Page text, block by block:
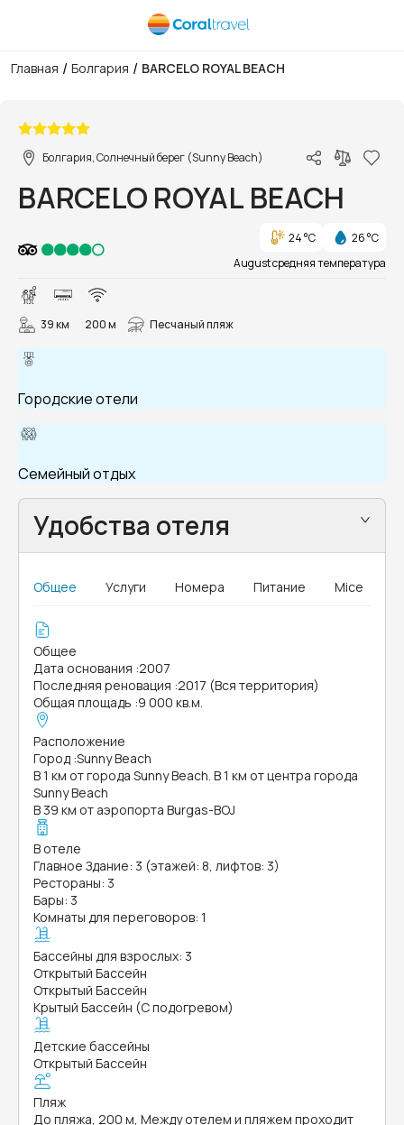
Главная / Болгария / BARCELO ROYAL BEACH
Болгария, Солнечный берег (Sunny Beach)
BARCELO ROYAL BEACH
24 °C
26 °C
August средняя температура
39 км 200 м Песчаный пляж
Городские отели
Семейный отдых
Удобства отеля
Общее Услуги Номера Питание Mice
Общее
Дата основания :2007
Последняя реновация :2017 (Вся территория)
Общая площадь :9 000 кв.м.
Расположение
Город :Sunny Beach
В 1 км от города Sunny Beach. В 1 км от центра города
Sunny Beach
В 39 км от аэропорта Burgas-BOJ
В отеле
Главное Здание: 3 (этажей: 8, лифтов: 3)
Рестораны: 3
Бары: 3
Комнаты для переговоров: 1
Бассейны для взрослых: 3
Открытый Бассейн
Открытый Бассейн
Крытый Бассейн (С подогревом)
Детские бассейны
Открытый Бассейн
Пляж
До пляжа, 200 м, Между отелем и пляжем проходит